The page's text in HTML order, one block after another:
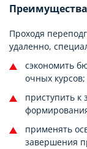
Проходя
удаленно,
сэкономить
очных курсов;
приступить к
применять
завершения